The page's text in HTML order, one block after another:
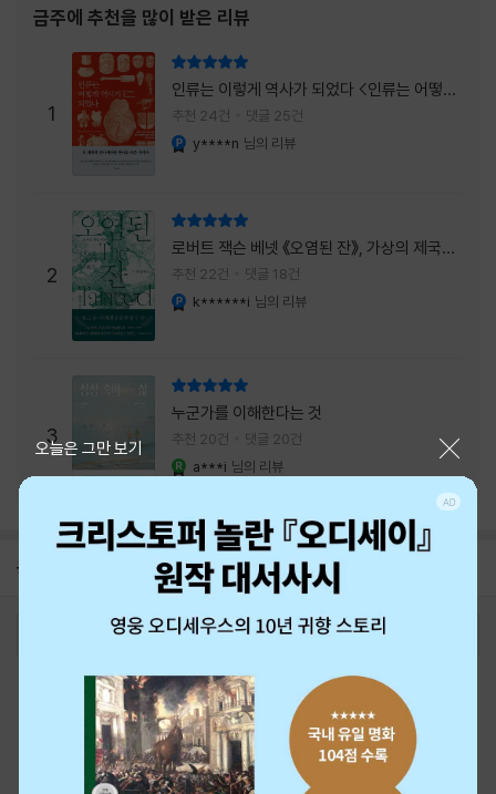
선명하게 그려졌고, 한 편이 끝날 때마다 질문
이 뒤따라왔다. 감출 수 없는 세계는 더 다정할
까 「등껍질」의 세계에서 사람들은 저마다 다른
등껍질을 달고 살아간다. 몸의 일부이면서 한
사람을 표현하는 수단
금주에 추천을 많이 받은 리뷰
1
인류는 이렇게 역사가 되었다 <인류는 어떻게
역사가 되었나>
추천 24건 댓글 25건
y****n 님의 리뷰
2
로버트 잭슨 베넷 《오염된 잔》, 가상의 제국이
주는 실감과 미스터리 사건의 치밀함이 이루어
내는 최상의 시너지...
추천 22건 댓글 18건
k******i 님의 리뷰
3
누군가를 이해한다는 것
추천 20건 댓글 20건
a***i 님의 리뷰
공지 26년 NBCI 수상 안내
2026-08-01
오늘은 그만 보기
로그인 최근 본 상품 주문/배송
고객센터 1544-3800 티켓 1544-6399
중고샵 1566-4295
eBook 1:1문의/채팅상담
예스이십사(주) 사업자 정보
이용약관
개인정보처리방침
청소년보호정책